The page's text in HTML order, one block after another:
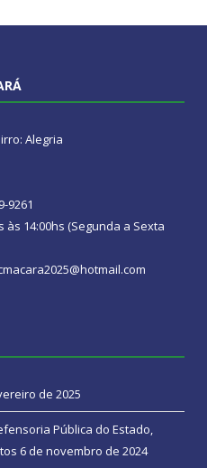
Alegria
9261
14:00hs (Segunda a Sexta
de 2025
Pública do Estado,
6 de novembro de 2024